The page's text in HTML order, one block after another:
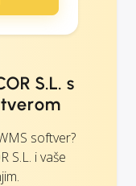
S.L. s
softver?
S.L. i vaše